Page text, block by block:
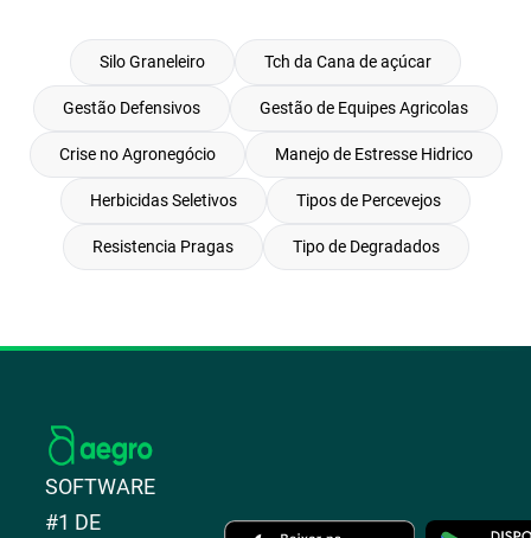
Silo Graneleiro Tch da Cana de açúcar
Gestão Defensivos Gestão de Equipes Agricolas
Crise no Agronegócio Manejo de Estresse Hidrico
Herbicidas Seletivos Tipos de Percevejos
Resistencia Pragas Tipo de Degradados
SOFTWARE
#1 DE